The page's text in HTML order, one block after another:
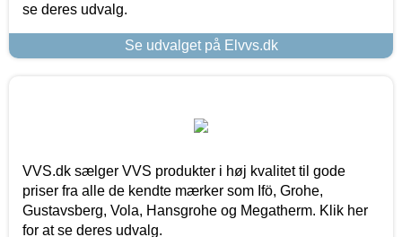
se deres udvalg.
Se udvalget på Elvvs.dk
VVS.dk sælger VVS produkter i høj kvalitet til gode
priser fra alle de kendte mærker som Ifö, Grohe,
Gustavsberg, Vola, Hansgrohe og Megatherm. Klik her
for at se deres udvalg.